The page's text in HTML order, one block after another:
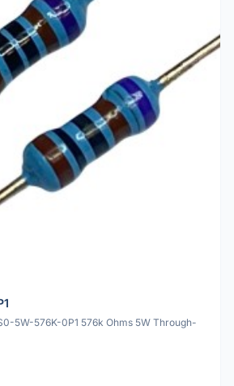
5W-576K-0P1 576k Ohms 5W Through-